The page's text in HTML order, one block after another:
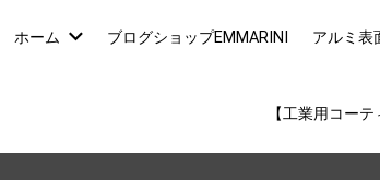
ホーム ブログショップEMMARINI アルミ表
【工業用コー